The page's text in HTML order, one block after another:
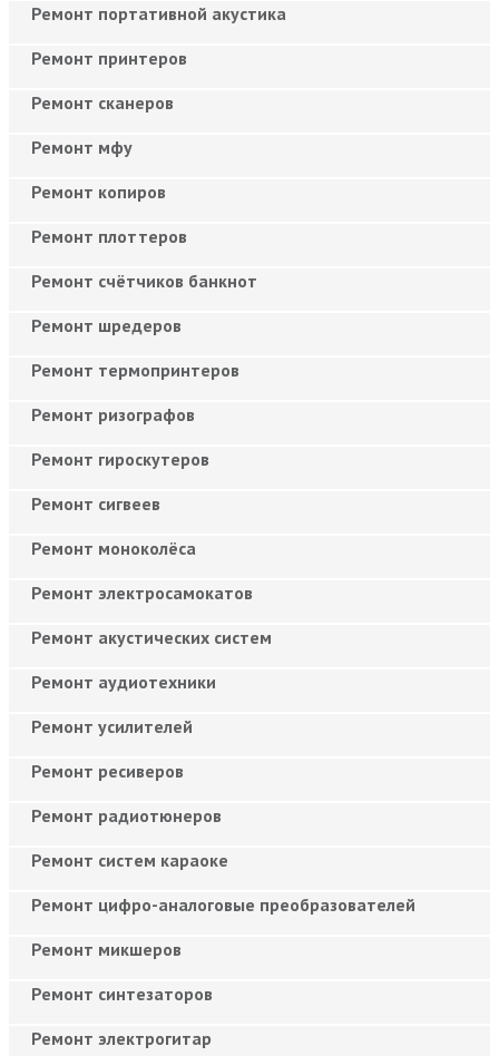
Ремонт портативной акустика
Ремонт принтеров
Ремонт сканеров
Ремонт мфу
Ремонт копиров
Ремонт плоттеров
Ремонт счётчиков банкнот
Ремонт шредеров
Ремонт термопринтеров
Ремонт ризографов
Ремонт гироскутеров
Ремонт сигвеев
Ремонт моноколёса
Ремонт электросамокатов
Ремонт акустических систем
Ремонт аудиотехники
Ремонт усилителей
Ремонт ресиверов
Ремонт радиотюнеров
Ремонт систем караоке
Ремонт цифро-аналоговые преобразователей
Ремонт микшеров
Ремонт синтезаторов
Ремонт электрогитар